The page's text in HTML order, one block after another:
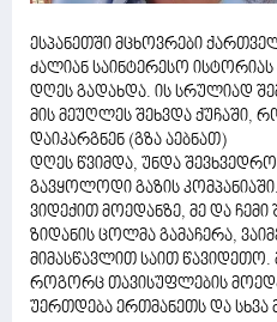
ესპანეთში მცხოვრები
ძალიან საინტერესო ისტორიას
დღეს გადახდა. ის სრულიად
მის მეუღლეს შეხვდა ქუჩაში,
დაიკარგნენ (გზა აებნათ)
დღეს წვიმდა, უნდა
გავყოლოდი გაზის
ვიდექით მოედანზე, მე და
ზიდანის ცოლმა გამაჩერა,
მიმასწავლით საით
როგორც თავისუფლების
უერთდება ერთმანეთს და სხვა